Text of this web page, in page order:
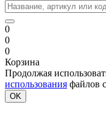
0
0
0
Корзина
Продолжая
использования файлов
OK